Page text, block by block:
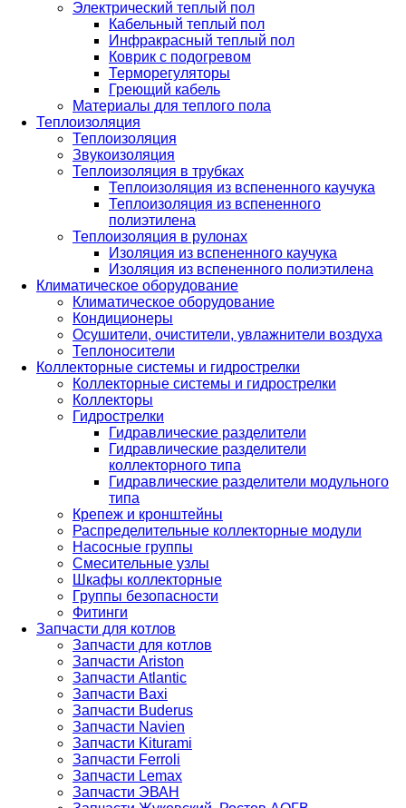
Электрический теплый пол
Кабельный теплый пол
Инфракрасный теплый пол
Коврик с подогревом
Терморегуляторы
Греющий кабель
Материалы для теплого пола
Теплоизоляция
Теплоизоляция
Звукоизоляция
Теплоизоляция в трубках
Теплоизоляция из вспененного каучука
Теплоизоляция из вспененного
полиэтилена
Теплоизоляция в рулонах
Изоляция из вспененного каучука
Изоляция из вспененного полиэтилена
Климатическое оборудование
Климатическое оборудование
Кондиционеры
Осушители, очистители, увлажнители воздуха
Теплоносители
Коллекторные системы и гидрострелки
Коллекторные системы и гидрострелки
Коллекторы
Гидрострелки
Гидравлические разделители
Гидравлические разделители
коллекторного типа
Гидравлические разделители модульного
типа
Крепеж и кронштейны
Распределительные коллекторные модули
Насосные группы
Смесительные узлы
Шкафы коллекторные
Группы безопасности
Фитинги
Запчасти для котлов
Запчасти для котлов
Запчасти Ariston
Запчасти Atlantic
Запчасти Baxi
Запчасти Buderus
Запчасти Navien
Запчасти Kiturami
Запчасти Ferroli
Запчасти Lemax
Запчасти ЭВАН